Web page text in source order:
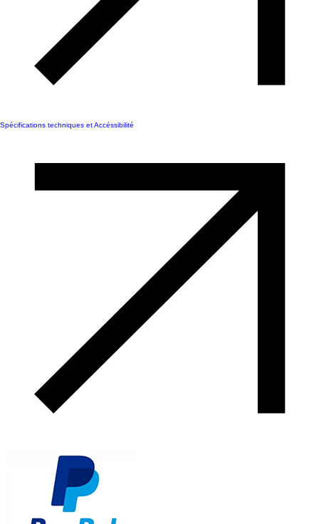
Spécifications techniques et Accéssibilité